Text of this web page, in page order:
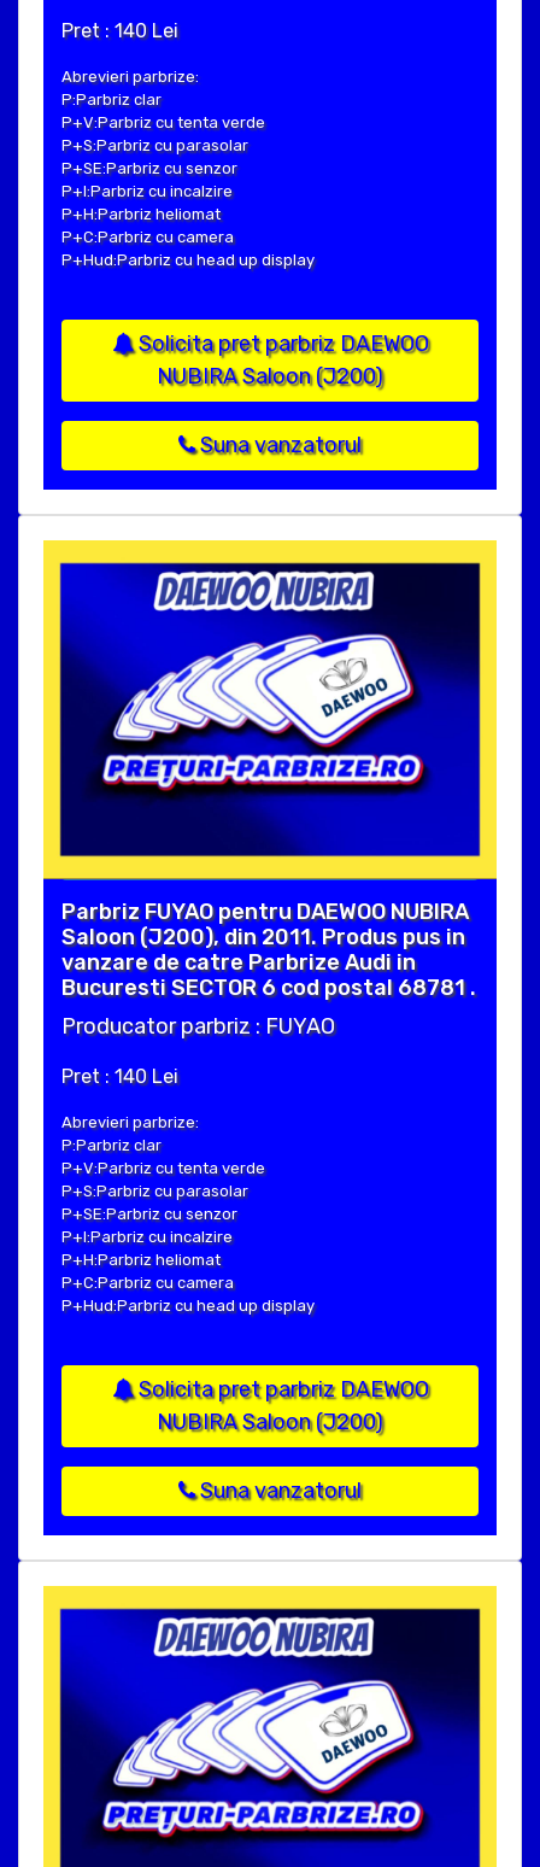
Pret : 140 Lei
Abrevieri parbrize:
P:Parbriz clar
P+V:Parbriz cu tenta verde
P+S:Parbriz cu parasolar
P+SE:Parbriz cu senzor
P+I:Parbriz cu incalzire
P+H:Parbriz heliomat
P+C:Parbriz cu camera
P+Hud:Parbriz cu head up display
Solicita pret parbriz DAEWOO
NUBIRA Saloon (J200)
Suna vanzatorul
Parbriz FUYAO pentru DAEWOO NUBIRA
Saloon (J200), din 2011. Produs pus in
vanzare de catre Parbrize Audi in
Bucuresti SECTOR 6 cod postal 68781 .
Producator parbriz : FUYAO
Pret : 140 Lei
Abrevieri parbrize:
P:Parbriz clar
P+V:Parbriz cu tenta verde
P+S:Parbriz cu parasolar
P+SE:Parbriz cu senzor
P+I:Parbriz cu incalzire
P+H:Parbriz heliomat
P+C:Parbriz cu camera
P+Hud:Parbriz cu head up display
Solicita pret parbriz DAEWOO
NUBIRA Saloon (J200)
Suna vanzatorul